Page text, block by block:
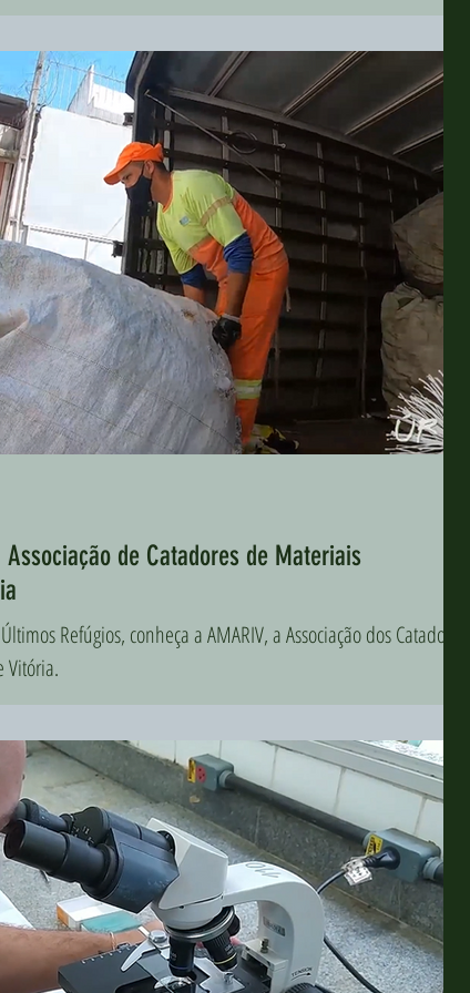
de Catadores de Materiais
Refúgios, conheça a AMARIV, a Associação dos Catadores
Vitória.